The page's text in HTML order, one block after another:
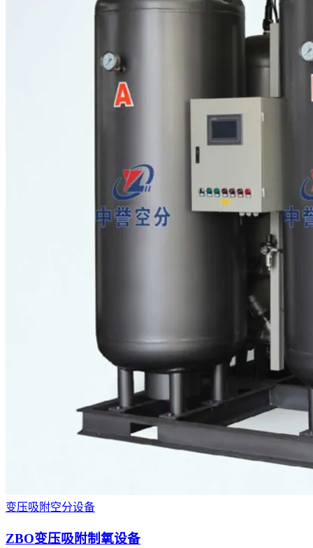
变压吸附空分设备
ZBO变压吸附制氧设备